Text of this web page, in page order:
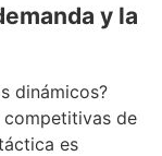
y la
dinámicos?
de
es